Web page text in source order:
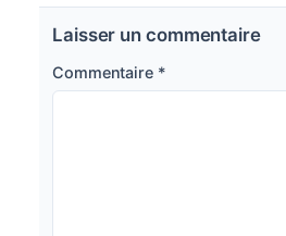
Laisser un commentaire
Commentaire *